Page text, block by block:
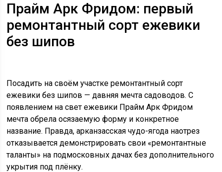
Прайм Арк Фридом: первый
ремонтантный сорт ежевики
без шипов
Посадить на своём участке ремонтантный сорт
ежевики без шипов — давняя мечта садоводов. С
появлением на свет ежевики Прайм Арк Фридом
мечта обрела осязаемую форму и конкретное
название. Правда, арканзасская чудо-ягода наотрез
отказывается демонстрировать свои «ремонтантные
таланты» на подмосковных дачах без дополнительного
укрытия под плёнку.